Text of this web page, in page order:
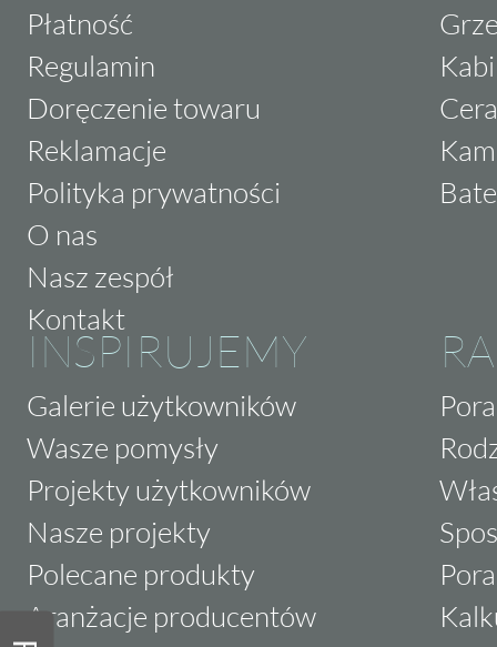
Płatność
Regulamin
Doręczenie towaru
Reklamacje
Polityka prywatności
O nas
Nasz zespół
Kontakt
INSPIRUJEMY
Galerie użytkowników
Wasze pomysły
Projekty użytkowników
Nasze projekty
Polecane produkty
Aranżacje producentów